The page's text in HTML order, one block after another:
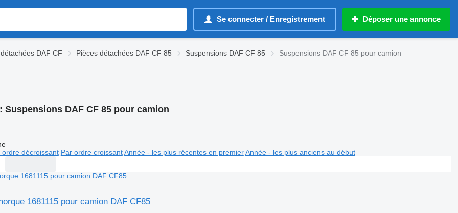
Se connecter / Enregistrement Déposer une annonce
DAF CF Pièces détachées DAF CF 85 Suspensions DAF CF 85 Suspensions DAF CF 85 pour camion
Suspensions DAF CF 85 pour camion
ordre décroissant Par ordre croissant Année - les plus récentes en premier Année - les plus anciens au début
1681115 pour camion DAF CF85